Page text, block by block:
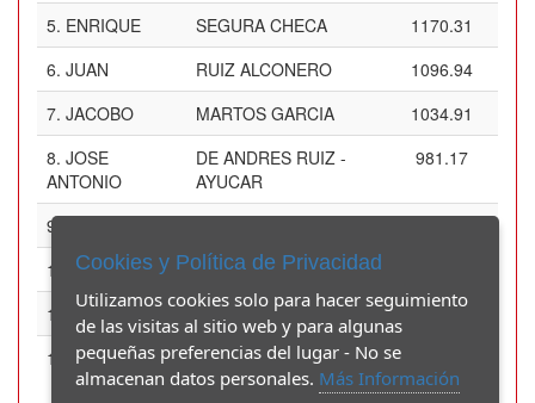
5. ENRIQUE SEGURA CHECA
1170.31
6. JUAN RUIZ ALCONERO
1096.94
7. JACOBO MARTOS GARCIA
1034.91
8. JOSE
ANTONIO
DE ANDRES RUIZ -
AYUCAR
981.17
9.
10. PELAYO MALLADA MUÑIZ
11.
ORIOL PRAT GÓMEZ
651.02
12. MARIANO SALCEDO MENCÍA
Cookies y Política de Privacidad
Utilizamos cookies solo para hacer seguimiento
de las visitas al sitio web y para algunas
pequeñas preferencias del lugar - No se
almacenan datos personales. Más Información